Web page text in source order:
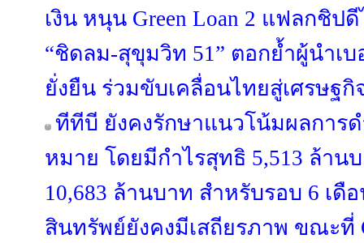
เงิน หนุน Green Loan 2 แฟลกชิป
“ชิดลม-สุขุมวิท 51” ตอกย้ำผู้นำเ
ยั่งยืน ร่วมขับเคลื่อนไทยสู่เศรษฐ
ทีทีบี ยังคงรักษาแนวโน้มผลการ
หมาย โดยมีกำไรสุทธิ 5,513 ล้าน
10,683 ล้านบาท สำหรับรอบ 6 เ
สินทรัพย์ยังคงมีเสถียรภาพ ขณะที่